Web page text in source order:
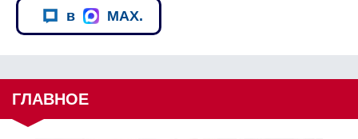
в MAX.
ГЛАВНОЕ